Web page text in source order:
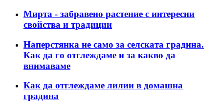
Мирта - забравено растение с интересни
свойства и традиции
Наперстянка не само за селската градина.
Как да го отглеждаме и за какво да
внимаваме
Как да отглеждаме лилии в домашна
градина